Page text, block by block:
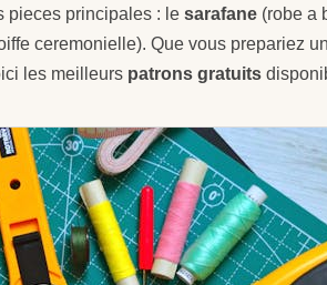
pieces principales : le sarafane (robe a
ceremonielle). Que vous prepariez
les meilleurs patrons gratuits